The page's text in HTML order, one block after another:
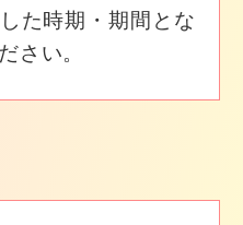
た時期・期間とな
さい。